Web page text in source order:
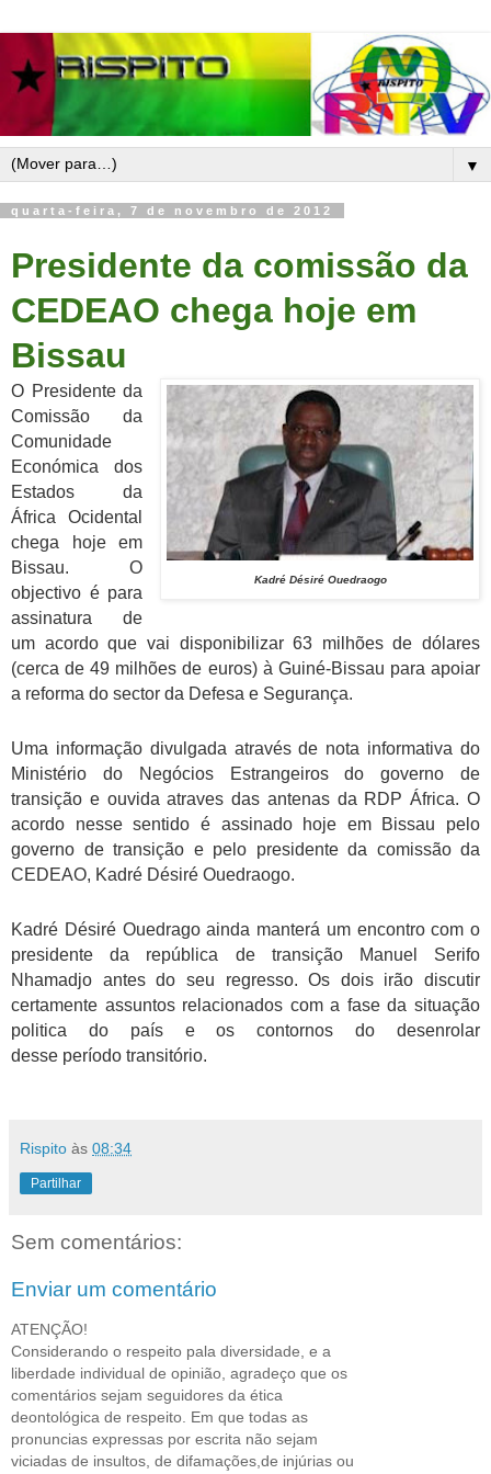
▼
quarta-feira, 7 de novembro de 2012
Presidente da comissão da
CEDEAO chega hoje em
Bissau
Kadré Désiré Ouedraogo
O Presidente da
Comissão da
Comunidade
Económica dos
Estados da
África Ocidental
chega hoje em
Bissau. O
objectivo é para
assinatura de
um acordo que vai disponibilizar 63 milhões de dólares
(cerca de 49 milhões de euros) à Guiné-Bissau para apoiar
a reforma do sector da Defesa e Segurança.
Uma informação divulgada através de nota informativa do
Ministério do Negócios Estrangeiros do governo de
transição e ouvida atraves das antenas da RDP África. O
acordo nesse sentido é assinado hoje em Bissau pelo
governo de transição e pelo presidente da comissão da
CEDEAO, Kadré Désiré Ouedraogo.
Kadré Désiré Ouedrago ainda manterá um encontro com o
presidente da república de transição Manuel Serifo
Nhamadjo antes do seu regresso. Os dois irão discutir
certamente assuntos relacionados com a fase da situação
politica do país e os contornos do desenrolar
desse período transitório.
Rispito às 08:34
Partilhar
Sem comentários:
Enviar um comentário
ATENÇÃO!
Considerando o respeito pala diversidade, e a
liberdade individual de opinião, agradeço que os
comentários sejam seguidores da ética
deontológica de respeito. Em que todas as
pronuncias expressas por escrita não sejam
viciadas de insultos, de difamações,de injúrias ou